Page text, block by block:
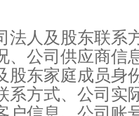
法人及股东联系
、公司供应商信
股东家庭成员身
系方式、公司实